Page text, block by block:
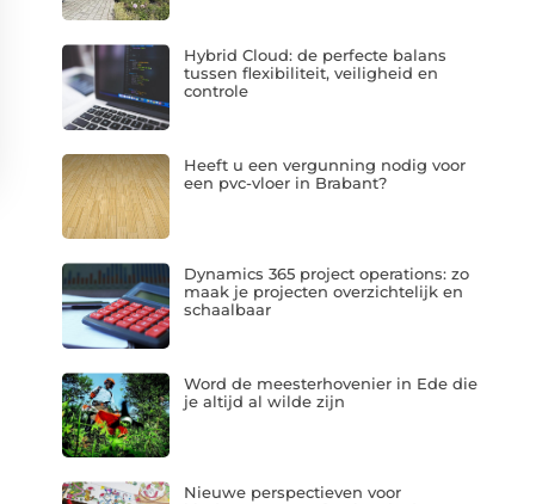
Hybrid Cloud: de perfecte balans
tussen flexibiliteit, veiligheid en
controle
Heeft u een vergunning nodig voor
een pvc-vloer in Brabant?
Dynamics 365 project operations: zo
maak je projecten overzichtelijk en
schaalbaar
Word de meesterhovenier in Ede die
je altijd al wilde zijn
Nieuwe perspectieven voor